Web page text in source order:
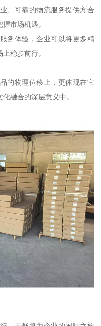
、可靠的物流服务提供方合
市场机遇。
务体验，企业可以将更多精
稳步前行。
的物理位移上，更体现在它
融合的深层意义中。